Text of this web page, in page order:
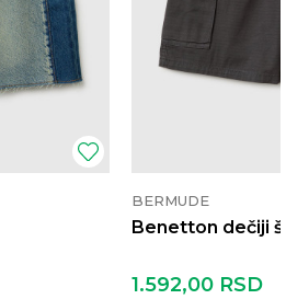
BERMUDE
Benetton dečiji
1.592,00 RSD